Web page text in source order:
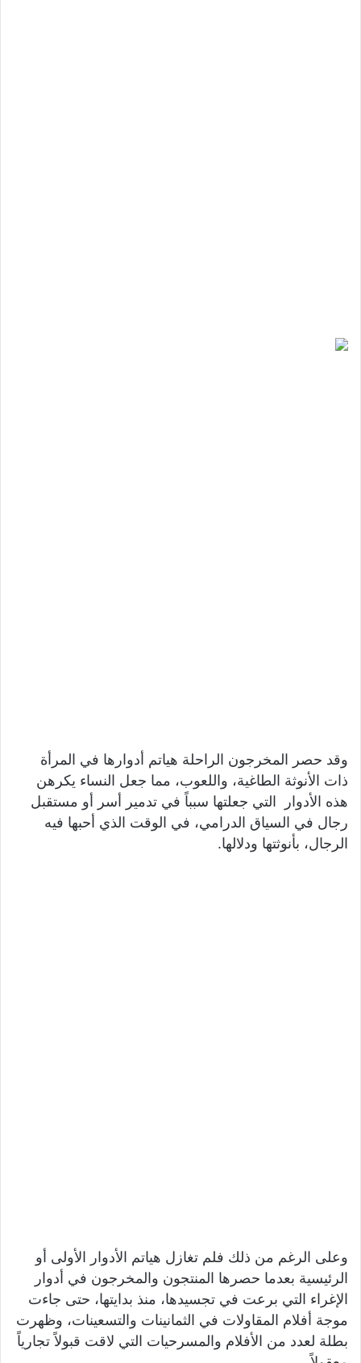
وقد حصر المخرجون الراحلة هياتم أدوارها في المرأة
ذات الأنوثة الطاغية، واللعوب، مما جعل النساء يكرهن
هذه الأدوار التي جعلتها سبباً في تدمير أسر أو مستقبل
رجال في السياق الدرامي، في الوقت الذي أحبها فيه
الرجال، بأنوثتها ودلالها.
وعلى الرغم من ذلك فلم تغازل هياتم الأدوار الأولى أو
الرئيسية بعدما حصرها المنتجون والمخرجون في أدوار
الإغراء التي برعت في تجسيدها، منذ بدايتها، حتى جاءت
موجة أفلام المقاولات في الثمانينات والتسعينات، وظهرت
بطلة لعدد من الأفلام والمسرحيات التي لاقت قبولاً تجارياً